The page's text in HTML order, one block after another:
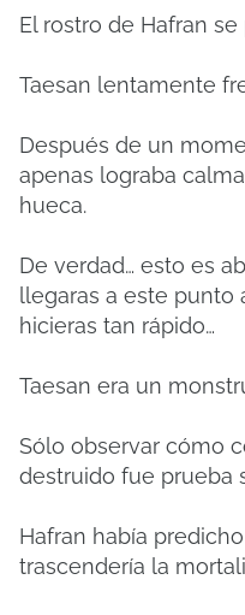
El rostro de Hafran
Taesan lentamente
Después de un
apenas lograba
hueca.
De verdad… esto es
llegaras a este punto
hicieras tan rápido…
Taesan era un
Sólo observar cómo
destruido fue prueba
Hafran había
trascendería la